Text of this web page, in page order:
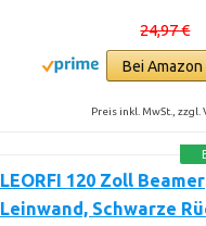
24,97 €
Bei
Preis inkl. MwSt., zzgl.
LEORFI 120 Zoll Beamer
Leinwand, Schwarze